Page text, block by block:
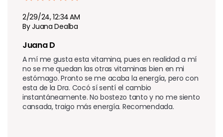
2/29/24, 12:34 AM
By Juana Dealba
Juana D
A mí me gusta esta vitamina, pues en realidad a mí
no se me quedan las otras vitaminas bien en mi
estómago. Pronto se me acaba la energía, pero con
esta de la Dra. Cocó sí sentí el cambio
instantáneamente. No bostezo tanto y no me siento
cansada, traigo más energía. Recomendada.